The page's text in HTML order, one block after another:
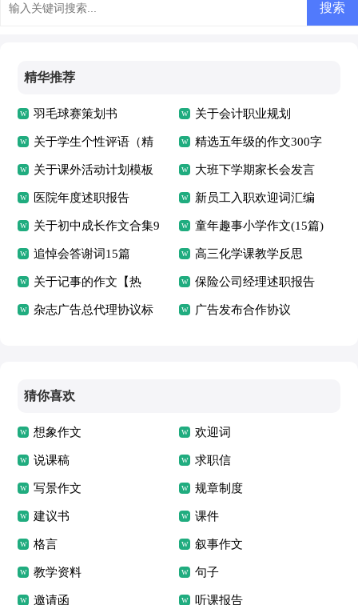
精华推荐
羽毛球赛策划书 关于会计职业规划
关于学生个性评语（精
选50句）
精选五年级的作文300字
集合8篇
关于课外活动计划模板
合集十篇
大班下学期家长会发言
稿
医院年度述职报告 新员工入职欢迎词汇编
15篇
关于初中成长作文合集9
篇
童年趣事小学作文(15篇)
追悼会答谢词15篇 高三化学课教学反思
关于记事的作文【热
门】
保险公司经理述职报告
杂志广告总代理协议标 广告发布合作协议
猜你喜欢
想象作文 欢迎词
说课稿 求职信
写景作文 规章制度
建议书 课件
格言 叙事作文
教学资料 句子
邀请函 听课报告